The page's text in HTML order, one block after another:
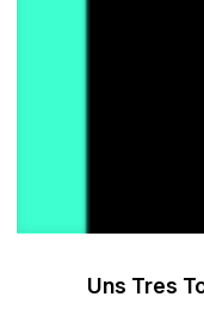
Uns Tres